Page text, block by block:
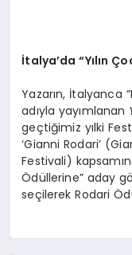
İtalya’da“Yılın
Yazarın, İtalyanca
adıyla yayımlanan
geçtiğimiz yılki
‘Gianni Rodari’
Festivali)
Ödüllerine” aday
seçilerek Rodari